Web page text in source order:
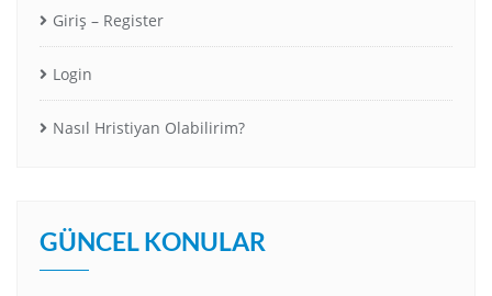
Giriş – Register
Login
Nasıl Hristiyan Olabilirim?
GÜNCEL KONULAR